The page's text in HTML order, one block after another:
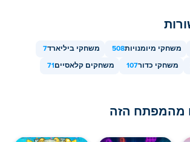
משחקי מיומנויות508 משחקי ביליארד7
משחקי כדור107 משחקים קלאסיים 71
מהמפתח הזה